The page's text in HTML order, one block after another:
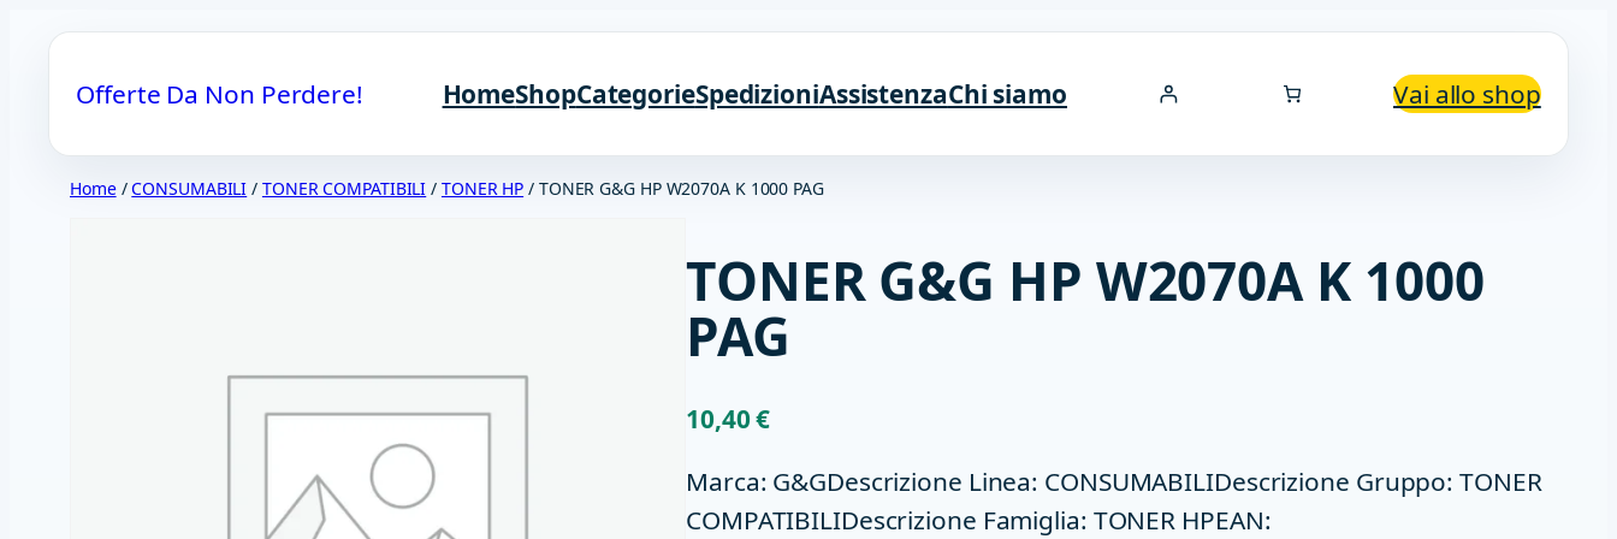
contenutoOfferte Da Non Perdere! HomeShopCategorieSpedizioniAssistenzaChi siamo Vai allo shop
Home/CONSUMABILI / TONER COMPATIBILI / TONER HP / TONER G&G HP W2070A K 1000 PAG
TONER G&G HP W2070A K 1000
PAG
10,40€
Marca: G&GDescrizione Linea: CONSUMABILIDescrizione Gruppo: TONER
COMPATIBILIDescrizione Famiglia: TONER HPEAN: